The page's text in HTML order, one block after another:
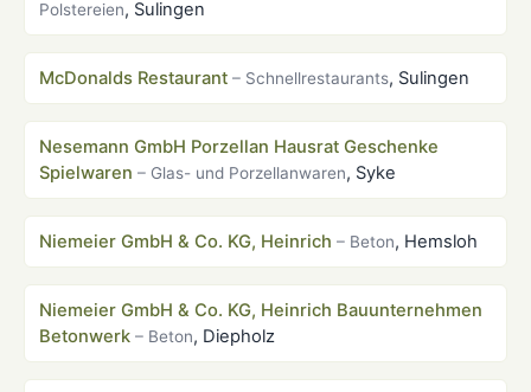
Polstereien, Sulingen
McDonalds Restaurant – Schnellrestaurants, Sulingen
Nesemann GmbH Porzellan Hausrat Geschenke
Spielwaren – Glas- und Porzellanwaren, Syke
Niemeier GmbH & Co. KG, Heinrich – Beton, Hemsloh
Niemeier GmbH & Co. KG, Heinrich Bauunternehmen
Betonwerk – Beton, Diepholz